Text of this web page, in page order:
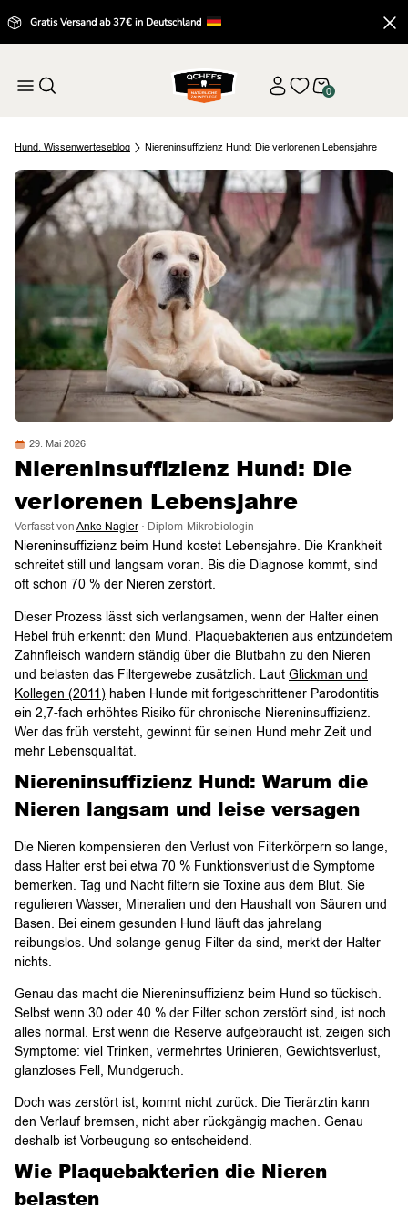
Gratis Versand ab 37€ in Deutschland
0
Hund, Wissenwerteseblog Niereninsuffizienz Hund: Die verlorenen Lebensjahre
29. Mai 2026
Niereninsuffizienz Hund: Die
verlorenen Lebensjahre
Verfasst vonAnke Nagler · Diplom-Mikrobiologin
Niereninsuffizienz beim Hund kostet Lebensjahre. Die Krankheit
schreitet still und langsam voran. Bis die Diagnose kommt, sind
oft schon 70 % der Nieren zerstört.
Dieser Prozess lässt sich verlangsamen, wenn der Halter einen
Hebel früh erkennt: den Mund. Plaquebakterien aus entzündetem
Zahnfleisch wandern ständig über die Blutbahn zu den Nieren
und belasten das Filtergewebe zusätzlich. Laut Glickman und
Kollegen (2011) haben Hunde mit fortgeschrittener Parodontitis
ein 2,7-fach erhöhtes Risiko für chronische Niereninsuffizienz.
Wer das früh versteht, gewinnt für seinen Hund mehr Zeit und
mehr Lebensqualität.
Niereninsuffizienz Hund: Warum die
Nieren langsam und leise versagen
Die Nieren kompensieren den Verlust von Filterkörpern so lange,
dass Halter erst bei etwa 70 % Funktionsverlust die Symptome
bemerken. Tag und Nacht filtern sie Toxine aus dem Blut. Sie
regulieren Wasser, Mineralien und den Haushalt von Säuren und
Basen. Bei einem gesunden Hund läuft das jahrelang
reibungslos. Und solange genug Filter da sind, merkt der Halter
nichts.
Genau das macht die Niereninsuffizienz beim Hund so tückisch.
Selbst wenn 30 oder 40 % der Filter schon zerstört sind, ist noch
alles normal. Erst wenn die Reserve aufgebraucht ist, zeigen sich
Symptome: viel Trinken, vermehrtes Urinieren, Gewichtsverlust,
glanzloses Fell, Mundgeruch.
Doch was zerstört ist, kommt nicht zurück. Die Tierärztin kann
den Verlauf bremsen, nicht aber rückgängig machen. Genau
deshalb ist Vorbeugung so entscheidend.
Wie Plaquebakterien die Nieren
belasten